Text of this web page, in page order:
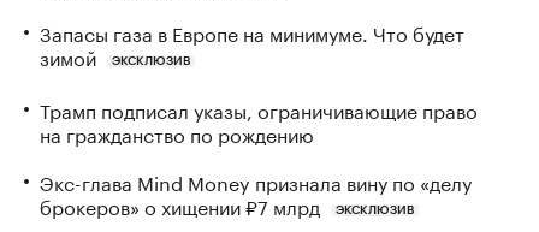
Запасы газа в Европе на минимуме. Что будет
зимой
ЭКСКЛЮЗИВ
Трамп подписал указы, ограничивающие право
на гражданство по рождению
Экс-глава Mind Money признала вину по «делу
брокеров» о хищении ₽7 млрд
ЭКСКЛЮЗИВ